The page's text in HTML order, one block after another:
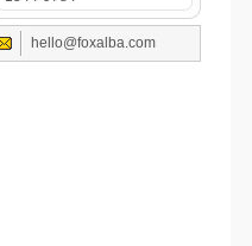
hello@foxalba.com